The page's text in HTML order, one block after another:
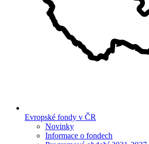
Evropské fondy v ČR
Novinky
Informace o fondech